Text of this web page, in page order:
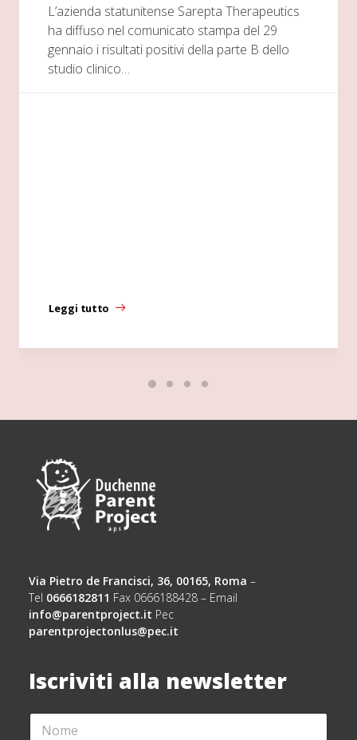
L’azienda statunitense Sarepta Therapeutics
ha diffuso nel comunicato stampa del 29
gennaio i risultati positivi della parte B dello
studio clinico…
Leggi tutto
Via Pietro de Francisci, 36, 00165, Roma –
Tel 0666182811 Fax 0666188428 – Email
info@parentproject.it Pec
parentprojectonlus@pec.it
Iscriviti alla newsletter
N